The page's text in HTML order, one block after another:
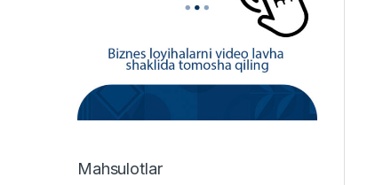
Mahsulotlar